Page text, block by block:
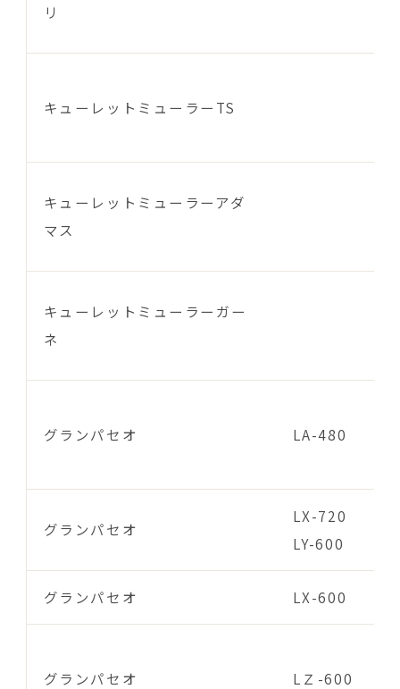
リ
キューレットミューラーTS
キューレットミューラーアダ
マス
キューレットミューラーガー
ネ
グランパセオ LA-480
グランパセオ
LX-720
LY-600
グランパセオ LX-600
グランパセオ LＺ-600